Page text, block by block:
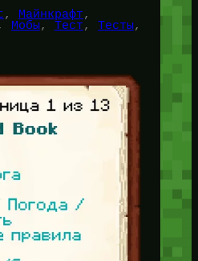
, Майнкрафт
Мобы, Тест, Тесты